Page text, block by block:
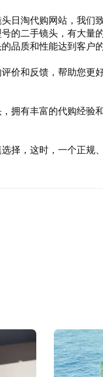
日淘代购网站，我们
的二手镜头，有大量
品质和性能达到客户的
价和反馈，帮助您更
拥有丰富的代购经验
择，这时，一个正规